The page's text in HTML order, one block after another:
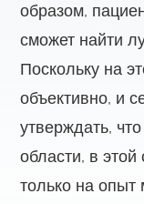
образом,
сможет найти
Поскольку на
объективно, и
утверждать,
области, в
только на опыт